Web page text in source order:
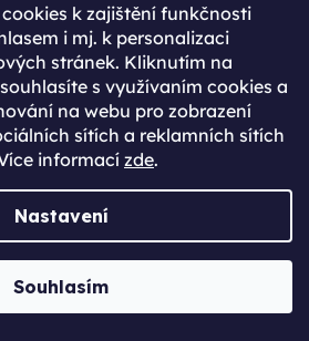
k zajištění funkčnosti
i mj. k personalizaci
stránek. Kliknutím na
s využívaním cookies a
na webu pro zobrazení
sítích a reklamních sítích
informací zde.
Nastavení
Souhlasím
díky uloženým údajům
objednávky
objednávek
novinky a slevy pro
vytvořený?